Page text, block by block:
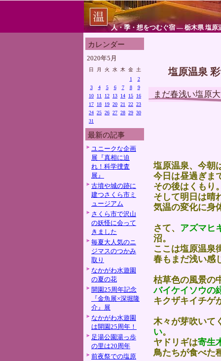
人・季・想をつむぐ宿 ― 栃木県 塩原
カレンダー
2020年5月
日 月 火 水 木 金
土
1
2
3
4 5 6 7 8
9
10
11 12 13 14 15
16
17
18 19 20 21 22 23
24 25 26 27 28 29 30
31
最新の記事
ユニークな企画
展『真相に迫
れ！科学捜査
展』
古墳や城の跡に
建つさくら市ミ
ュージアム
さくら市で沢山
の妖怪に会って
きました
毎夏大人気のニ
ジマスのつかみ
取り
なかがわ水遊園
の夏の花
開園25周年記念
『金魚展×深堀隆
介』展
なかがわ水遊園
は開園25周年！
足湯公園湯っ歩
の里は20周年
前夜祭での塩原
塩原温泉
まだ春浅い塩原
塩原温泉、今朝
今日は昼過ぎま
その後はくもり
そして明日は晴
気温の変化に身
さて、 アズマヒ
沼。
ここは塩原温泉
春もまだ浅い感
枯草色の風景の
バイケイソウの
キクザキイチゲ
木々が芽吹いて
い。
ヤドリギは寄生
鳥たちが食べた